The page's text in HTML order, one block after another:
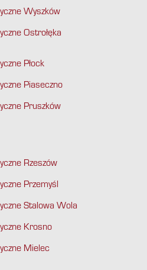
Wyszków
Ostrołęka
Płock
Piaseczno
Pruszków
Rzeszów
Przemyśl
Stalowa Wola
Krosno
Mielec